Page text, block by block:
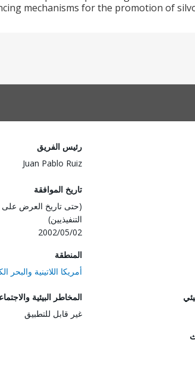
mechanisms for the promotion of
رئيس الفريق
Juan Pablo Ruiz
تاريخ الموافقة
(حتى تاريخ العرض
التنفيذيين)
2002/05/02
المنطقة
أمريكا اللاتينية والبحر
المخاطر البيئية
غير قابل للتطبيق